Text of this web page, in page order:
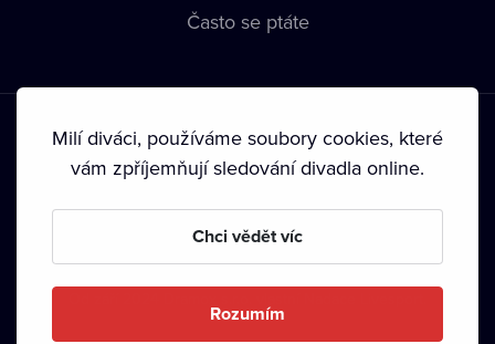
Často se ptáte
Podmínky používání • Ochrana soukromí • Zásady používání
• Autorská práva•
Milí diváci, používáme soubory cookies, které
vám zpříjemňují sledování divadla online.
Chci vědět víc
Rozumím